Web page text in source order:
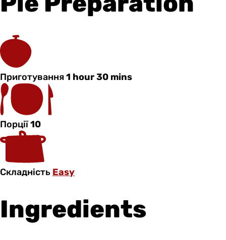
Приготування1 hour 30 mins
Порції10
Складність Easy
Ingredients